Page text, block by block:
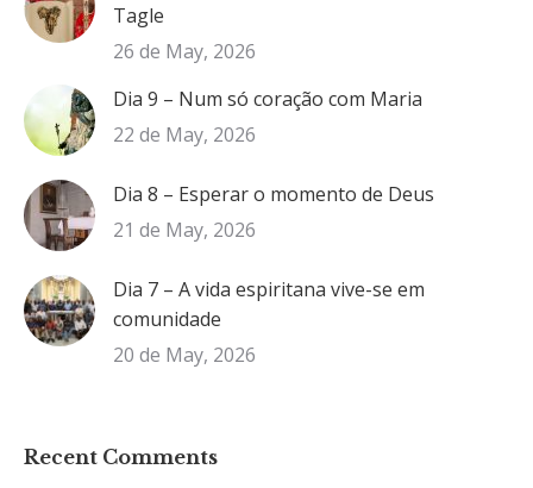
Tagle
26 de May, 2026
Dia 9 – Num só coração com Maria
22 de May, 2026
Dia 8 – Esperar o momento de Deus
21 de May, 2026
Dia 7 – A vida espiritana vive-se em
comunidade
20 de May, 2026
Recent Comments